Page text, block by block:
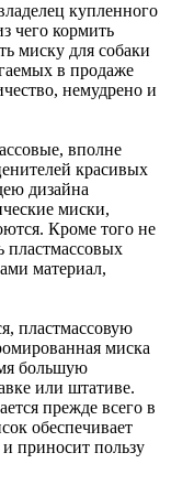
купленного
чего кормить
миску для собаки
в продаже
немудрено и
вполне
красивых
дизайна
миски,
Кроме того не
пластмассовых
материал,
пластмассовую
миска
большую
или штативе.
прежде всего в
обеспечивает
приносит пользу